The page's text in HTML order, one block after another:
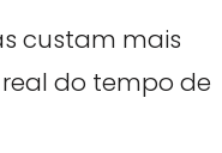
custam mais
do tempo de